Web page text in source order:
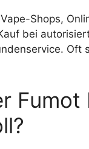
Shops,
bei
Oft
Fumot